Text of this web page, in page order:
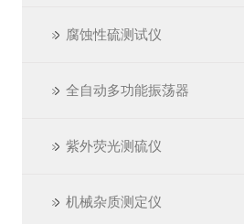
腐蚀性硫测试仪
全自动多功能振荡器
紫外荧光测硫仪
机械杂质测定仪